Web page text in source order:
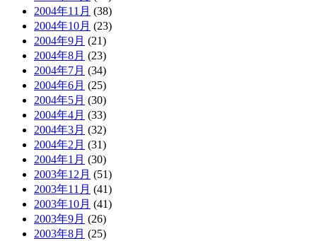
2004年11月 (38)
2004年10月 (23)
2004年9月 (21)
2004年8月 (23)
2004年7月 (34)
2004年6月 (25)
2004年5月 (30)
2004年4月 (33)
2004年3月 (32)
2004年2月 (31)
2004年1月 (30)
2003年12月 (51)
2003年11月 (41)
2003年10月 (41)
2003年9月 (26)
2003年8月 (25)